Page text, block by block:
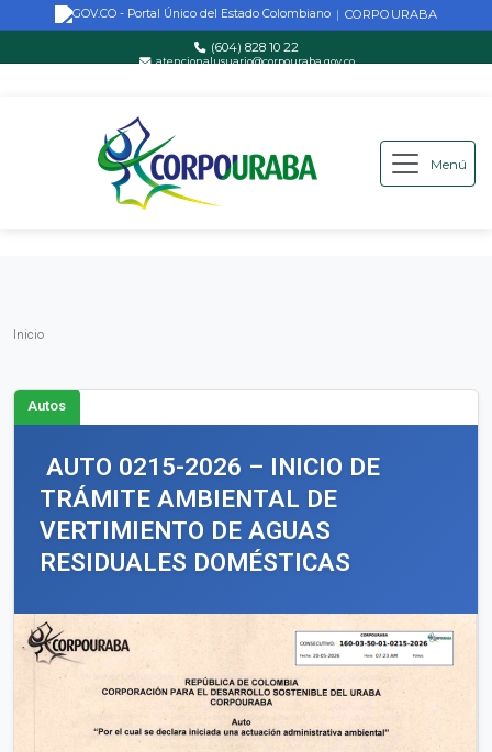
Saltar al contenido principal
| CORPOURABA
(604) 828 10 22
atencionalusuario@corpouraba.gov.co
Menú
Inicio
Autos
AUTO 0215-2026 – INICIO DE
TRÁMITE AMBIENTAL DE
VERTIMIENTO DE AGUAS
RESIDUALES DOMÉSTICAS